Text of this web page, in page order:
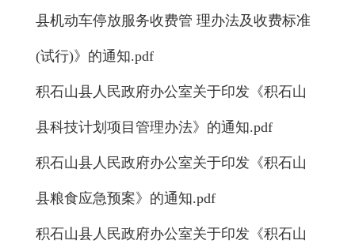
县机动车停放服务收费管 理办法及收费标准
(试行)》的通知.pdf
积石山县人民政府办公室关于印发《积石山
县科技计划项目管理办法》的通知.pdf
积石山县人民政府办公室关于印发《积石山
县粮食应急预案》的通知.pdf
积石山县人民政府办公室关于印发《积石山